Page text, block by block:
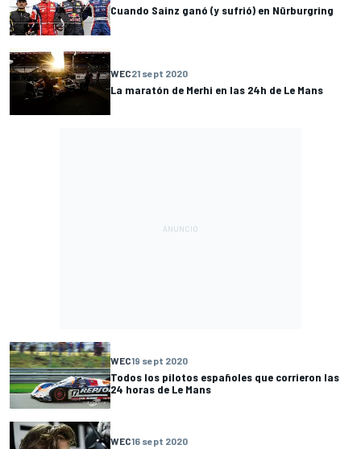
Cuando Sainz ganó (y sufrió) en Nürburgring
WEC21 sept 2020
La maratón de Merhi en las 24h de Le Mans
WEC19 sept 2020
Todos los pilotos españoles que corrieron las
24 horas de Le Mans
WEC16 sept 2020